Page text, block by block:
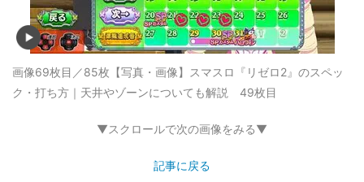
画像69枚目／85枚 【写真・画像】スマスロ『リゼロ2』のスペッ
ク・打ち方｜天井やゾーンについても解説 49枚目
▼スクロールで次の画像をみる▼
記事に戻る